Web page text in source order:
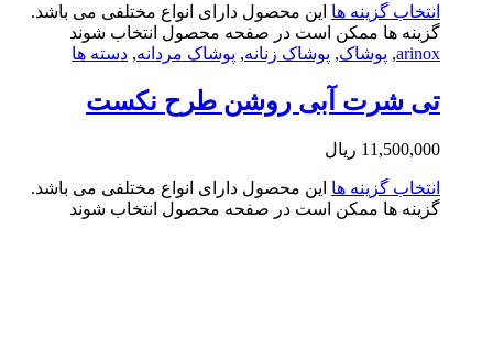
گزینه ها این محصول دارای انواع مختلفی می باشد.
ها ممکن است در صفحه محصول انتخاب شوند
پوشاک,پوشاک زنانه,پوشاک مردانه,دسته ها
شرت آبی روشن طرح نکست
ریال
گزینه ها این محصول دارای انواع مختلفی می باشد.
ها ممکن است در صفحه محصول انتخاب شوند